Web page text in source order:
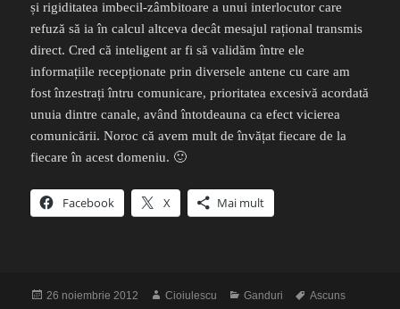
și rigiditatea imbecil-zâmbitoare a unui interlocutor care
refuză să ia în calcul altceva decât mesajul rațional transmis
direct. Cred că inteligent ar fi să validăm între ele
informațiile recepționate prin diversele antene cu care am
fost înzestrați întru comunicare, prioritatea excesivă acordată
unuia dintre canale, având întotdeauna ca efect vicierea
comunicării. Noroc că avem mult de învățat fiecare de la
fiecare în acest domeniu. 🙂
Facebook X Mai mult
Publicat
26 noiembrie 2012 Autor
Cioiulescu Categorii
Ganduri Etichete
Ascuns